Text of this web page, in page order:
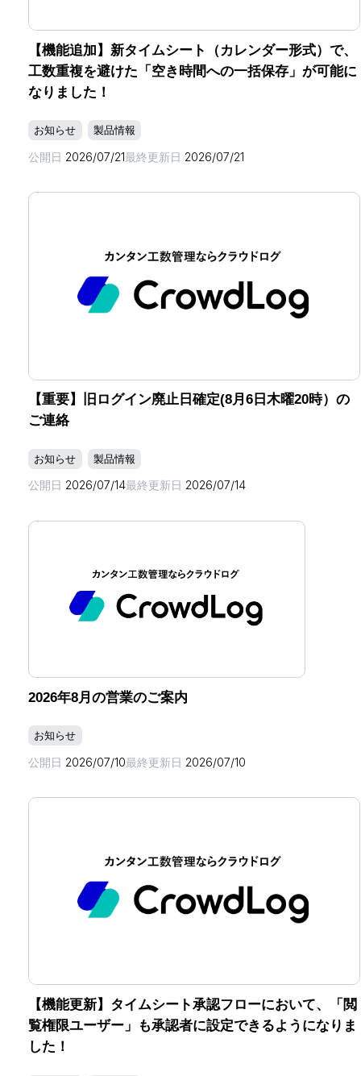
【機能追加】新タイムシート（カレンダー形式）で、
工数重複を避けた「空き時間への一括保存」が可能に
なりました！
お知らせ 製品情報
公開日 2026/07/21最終更新日 2026/07/21
【重要】旧ログイン廃止日確定(8月6日木曜20時）の
ご連絡
お知らせ 製品情報
公開日 2026/07/14最終更新日 2026/07/14
2026年8月の営業のご案内
お知らせ
公開日 2026/07/10最終更新日 2026/07/10
【機能更新】タイムシート承認フローにおいて、「閲
覧権限ユーザー」も承認者に設定できるようになりま
した！